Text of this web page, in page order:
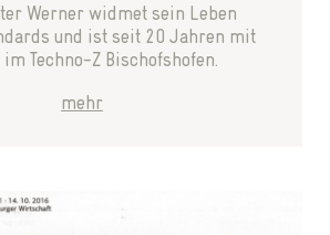
Werner widmet sein Leben
und ist seit 20 Jahren mit
im Techno-Z Bischofshofen.
mehr